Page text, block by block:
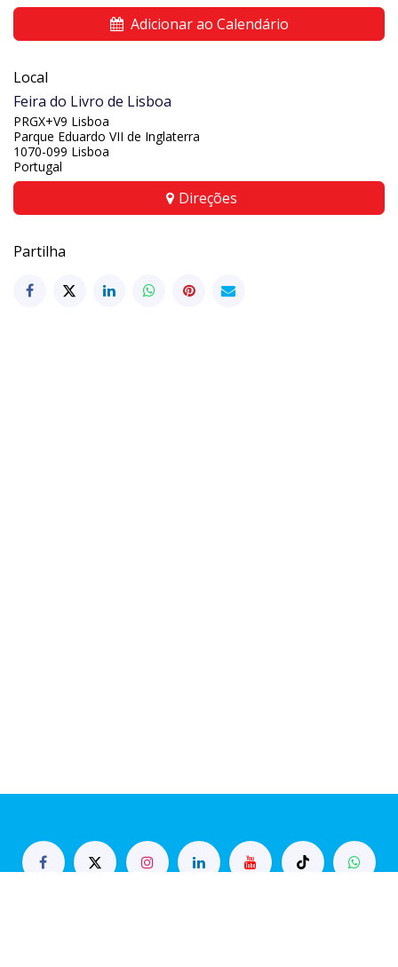
Adicionar ao Calendário
Local
Feira do Livro de Lisboa
PRGX+V9 Lisboa
Parque Eduardo VII de Inglaterra
1070-099 Lisboa
Portugal
Direções
Partilha